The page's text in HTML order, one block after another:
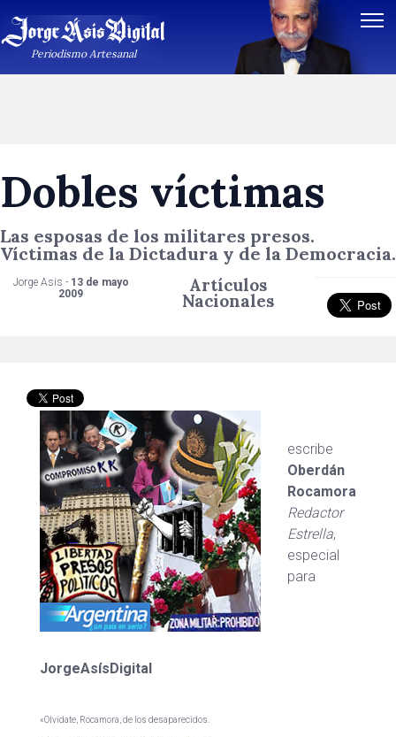
Periodismo Artesanal
Dobles víctimas
Las esposas de los militares presos.
Víctimas de la Dictadura y de la Democracia.
Jorge Asis - 13 de mayo
2009
Artículos
Nacionales
escribe
Oberdán
Rocamora
Redactor
Estrella,
especial
para
JorgeAsísDigital
«Olvidate, Rocamora, de los desaparecidos.